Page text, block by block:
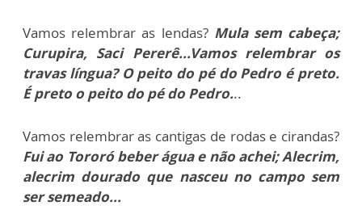
Vamos relembrar as lendas? Mula sem cabeça;
Curupira, Saci Pererê...Vamos relembrar os
travas língua? O peito do pé do Pedro é preto.
É preto o peito do pé do Pedro...
Vamos relembrar as cantigas de rodas e cirandas?
Fui ao Tororó beber água e não achei; Alecrim,
alecrim dourado que nasceu no campo sem
ser semeado...